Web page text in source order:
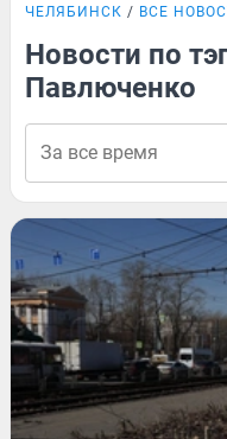
ЧЕЛЯБИНСК ВСЕ
Новости по
Павлюченко